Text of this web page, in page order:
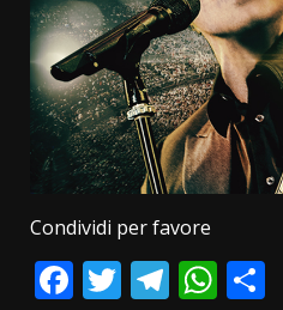
Condividi per favore
Facebook
Twitter